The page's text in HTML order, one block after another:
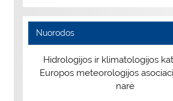
Nuorodos
Hidrologijos ir klimatologijos
Europos meteorologijos
narė